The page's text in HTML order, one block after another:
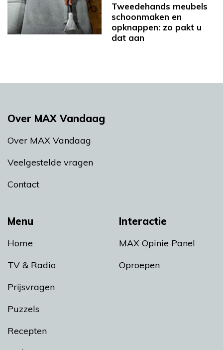
Tweedehands meubels
schoonmaken en
opknappen: zo pakt u
dat aan
Menu
Home
TV & Radio
Prijsvragen
Puzzels
Recepten
Interactie
MAX Opinie Panel
Oproepen
Over MAX Vandaag
Over MAX Vandaag
Veelgestelde vragen
Contact